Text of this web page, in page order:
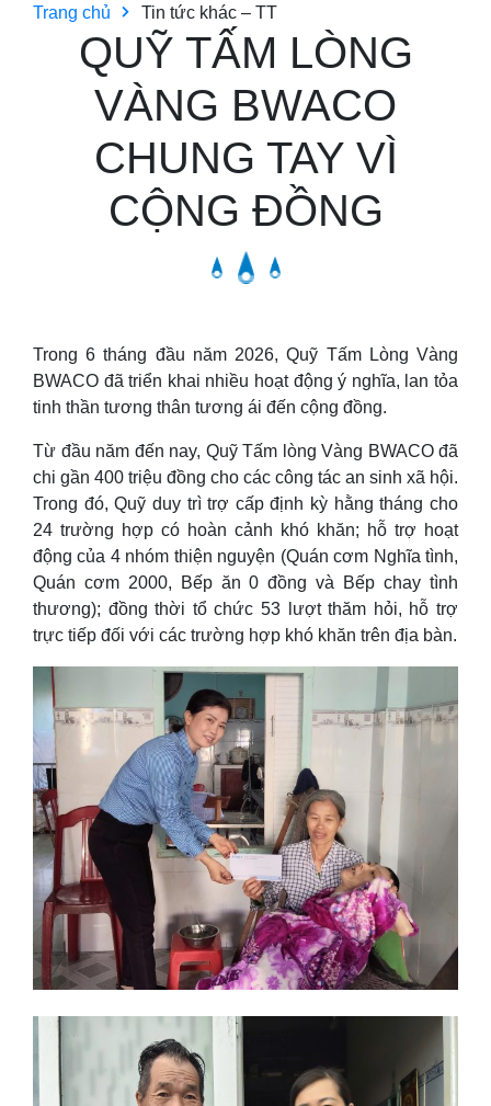
Trang chủ Tin tức khác – TT
QUỸ TẤM LÒNG
VÀNG BWACO
CHUNG TAY VÌ
CỘNG ĐỒNG
Trong 6 tháng đầu năm 2026, Quỹ Tấm Lòng Vàng
BWACO đã triển khai nhiều hoạt động ý nghĩa, lan tỏa
tinh thần tương thân tương ái đến cộng đồng.
Từ đầu năm đến nay, Quỹ Tấm lòng Vàng BWACO đã
chi gần 400 triệu đồng cho các công tác an sinh xã hội.
Trong đó, Quỹ duy trì trợ cấp định kỳ hằng tháng cho
24 trường hợp có hoàn cảnh khó khăn; hỗ trợ hoạt
động của 4 nhóm thiện nguyện (Quán cơm Nghĩa tình,
Quán cơm 2000, Bếp ăn 0 đồng và Bếp chay tình
thương); đồng thời tổ chức 53 lượt thăm hỏi, hỗ trợ
trực tiếp đối với các trường hợp khó khăn trên địa bàn.